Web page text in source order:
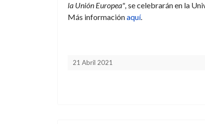
la Unión Europea", se celebrarán en la
Más informaciónaquí.
21 Abril 2021